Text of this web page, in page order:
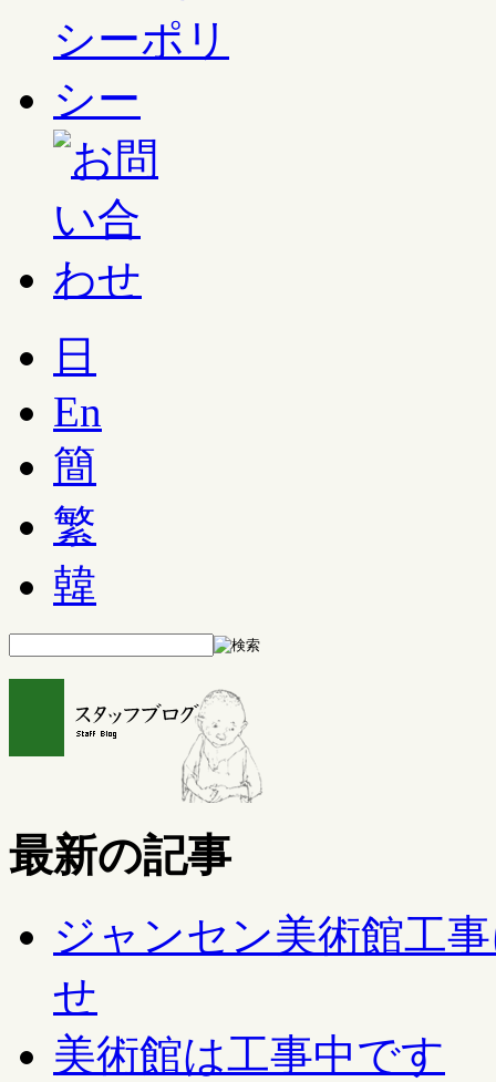
日
En
簡
繁
韓
最新の記事
ジャンセン美術館工
せ
美術館は工事中です